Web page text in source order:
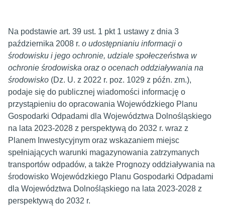
Na podstawie art. 39 ust. 1 pkt 1 ustawy z dnia 3
października 2008 r. o udostępnianiu informacji o
środowisku i jego ochronie, udziale społeczeństwa w
ochronie środowiska oraz o ocenach oddziaływania na
środowisko (Dz. U. z 2022 r. poz. 1029 z późn. zm.),
podaje się do publicznej wiadomości informację o
przystąpieniu do opracowania Wojewódzkiego Planu
Gospodarki Odpadami dla Województwa Dolnośląskiego
na lata 2023-2028 z perspektywą do 2032 r. wraz z
Planem Inwestycyjnym oraz wskazaniem miejsc
spełniających warunki magazynowania zatrzymanych
transportów odpadów, a także Prognozy oddziaływania na
środowisko Wojewódzkiego Planu Gospodarki Odpadami
dla Województwa Dolnośląskiego na lata 2023-2028 z
perspektywą do 2032 r.